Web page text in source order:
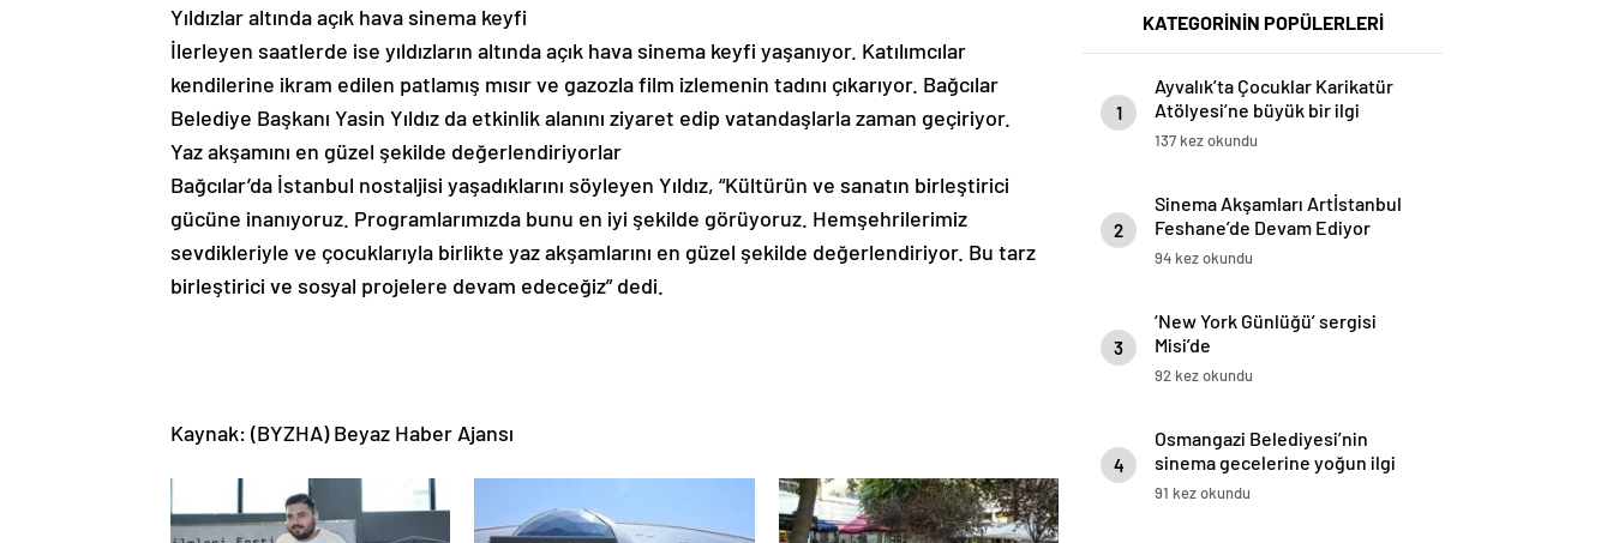
Yıldızlar altında açık hava sinema keyfi
İlerleyen saatlerde ise yıldızların altında açık hava sinema keyfi yaşanıyor. Katılımcılar
kendilerine ikram edilen patlamış mısır ve gazozla film izlemenin tadını çıkarıyor. Bağcılar
Belediye Başkanı Yasin Yıldız da etkinlik alanını ziyaret edip vatandaşlarla zaman geçiriyor.
Yaz akşamını en güzel şekilde değerlendiriyorlar
Bağcılar’da İstanbul nostaljisi yaşadıklarını söyleyen Yıldız, “Kültürün ve sanatın birleştirici
gücüne inanıyoruz. Programlarımızda bunu en iyi şekilde görüyoruz. Hemşehrilerimiz
sevdikleriyle ve çocuklarıyla birlikte yaz akşamlarını en güzel şekilde değerlendiriyor. Bu tarz
birleştirici ve sosyal projelere devam edeceğiz” dedi.
Kaynak: (BYZHA) Beyaz Haber Ajansı
KATEGORİNİN POPÜLERLERİ
1
Ayvalık’ta Çocuklar Karikatür
Atölyesi’ne büyük bir ilgi
gösterdi
137 kez okundu
2
Sinema Akşamları Artİstanbul
Feshane’de Devam Ediyor
94 kez okundu
3
‘New York Günlüğü’ sergisi
Misi’de
92 kez okundu
4
Osmangazi Belediyesi’nin
sinema gecelerine yoğun ilgi
91 kez okundu